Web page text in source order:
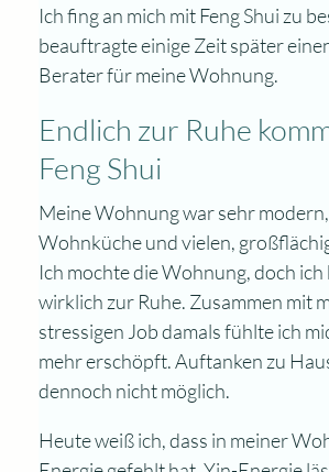
Ich fing an mich mit Feng Shui zu
beauftragte einige Zeit später
Berater für meine Wohnung.
Endlich zur Ruhe
Feng Shui
Meine Wohnung war sehr
Wohnküche und vielen,
Ich mochte die Wohnung, doch
wirklich zur Ruhe. Zusammen mit
stressigen Job damals fühlte ich
mehr erschöpft. Auftanken zu
dennoch nicht möglich.
Heute weiß ich, dass in meiner